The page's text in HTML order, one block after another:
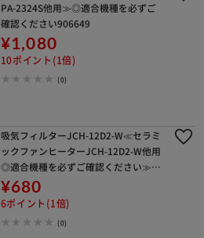
PA-2324S他用≫◎適合機種を必ずご
確認ください906649
¥1,080
10ポイント(1倍)
(0)
吸気フィルターJCH-12D2-W≪セラミ
ックファンヒーターJCH-12D2-W他用
◎適合機種を必ずご確認ください≫77
452
¥680
6ポイント(1倍)
(0)